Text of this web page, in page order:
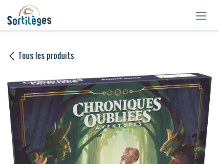
Se rendre au contenu
Tous les produits